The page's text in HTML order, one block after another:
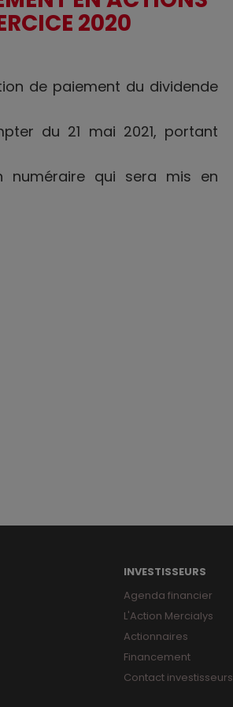
2020
de paiement du dividende
du 21 mai 2021, portant
qui sera mis en
INVESTISSEURS
Agenda financier
L'Action Mercialys
Actionnaires
Financement
Contact investisseurs